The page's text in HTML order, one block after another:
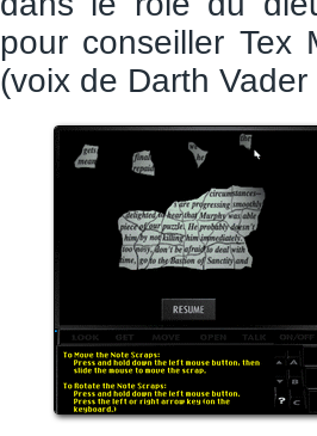
pour conseiller Tex
(voix de Darth